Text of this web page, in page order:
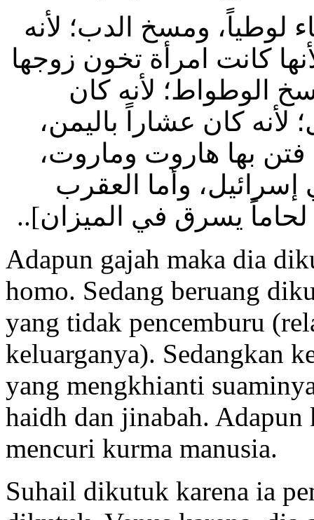
لوطياً، ومسخ الدب؛ لأنه
كانت امرأة تخون زوجها
الوطواط؛ لأنه كان
كان عشاراً باليمن،
فتن بها هاروت وماروت،
وأما العقرب
لحاماً يسرق في الميزان]..
Adapun gajah maka dia
homo. Sedang beruang
yang tidak pencemburu
keluarganya). Sedangkan
yang mengkhianti
haidh dan jinabah. Adapun
mencuri kurma manusia.
Suhail dikutuk karena ia